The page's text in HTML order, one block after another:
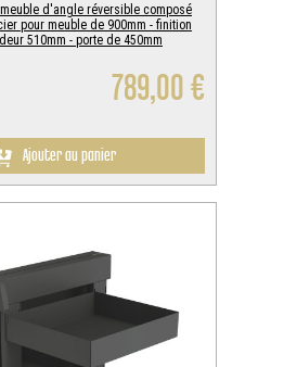
d'angle réversible composé
pour meuble de 900mm - finition
510mm - porte de 450mm
789,00 €
Ajouter au panier